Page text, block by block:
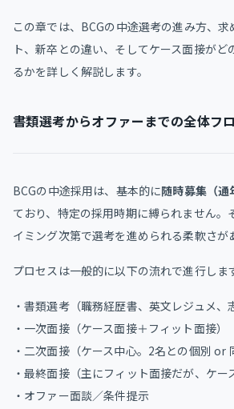
この章では、BCGの中途選考の進み方、求
ト、新卒との違い、そしてケース面接がど
るかを詳しく解説します。
書類選考からオファーまでの全体フ
BCGの中途採用は、基本的に随時募集（通
ており、特定の採用時期に縛られません。
イミング次第で選考を進められる柔軟さが
プロセスは一般的に以下の流れで進行し
・書類選考（職務経歴書、英文レジュメ、
・一次面接（ケース面接＋フィット面接）
・二次面接（ケース中心。2名との個別 or
・最終面接（主にフィット面接だが、ケー
・オファー面談／条件提示